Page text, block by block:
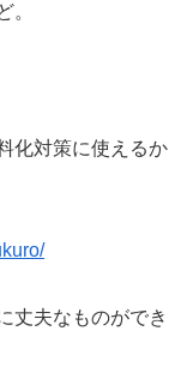
。
化対策に使えるか
丈夫なものができ